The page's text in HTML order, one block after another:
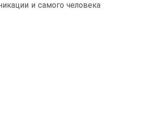
и самого человека